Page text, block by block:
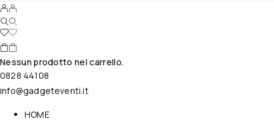
Nessun prodotto nel carrello.
0828 44108
info@gadgeteventi.it
HOME